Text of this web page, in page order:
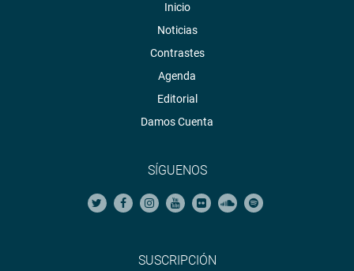
Inicio
Noticias
Contrastes
Agenda
Editorial
Damos Cuenta
SÍGUENOS
SUSCRIPCIÓN